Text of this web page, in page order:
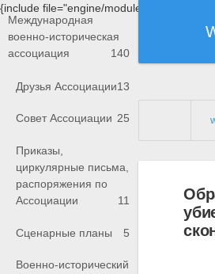
{include file="engine/modules/saperu/
Международная
военно-историческая
ассоциация
140
Друзья Ассоциации13
Совет Ассоциации 25
Приказы,
циркулярные письма,
распоряжения по
Ассоциации
11
Сценарные планы 5
Военно-исторический